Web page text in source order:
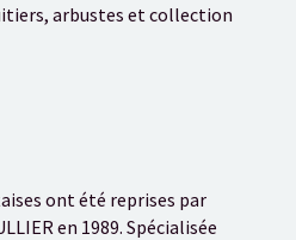
arbustes et collection
ont été reprises par
en 1989. Spécialisée